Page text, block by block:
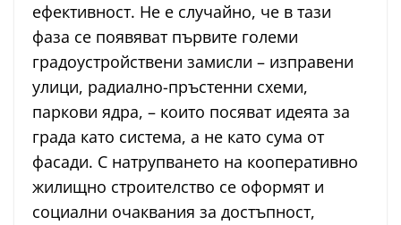
ефективност. Не е случайно, че в тази
фаза се появяват първите големи
градоустройствени замисли – изправени
улици, радиално-пръстенни схеми,
паркови ядра, – които посяват идеята за
града като система, а не като сума от
фасади. С натрупването на кооперативно
жилищно строителство се оформят и
социални очаквания за достъпност,